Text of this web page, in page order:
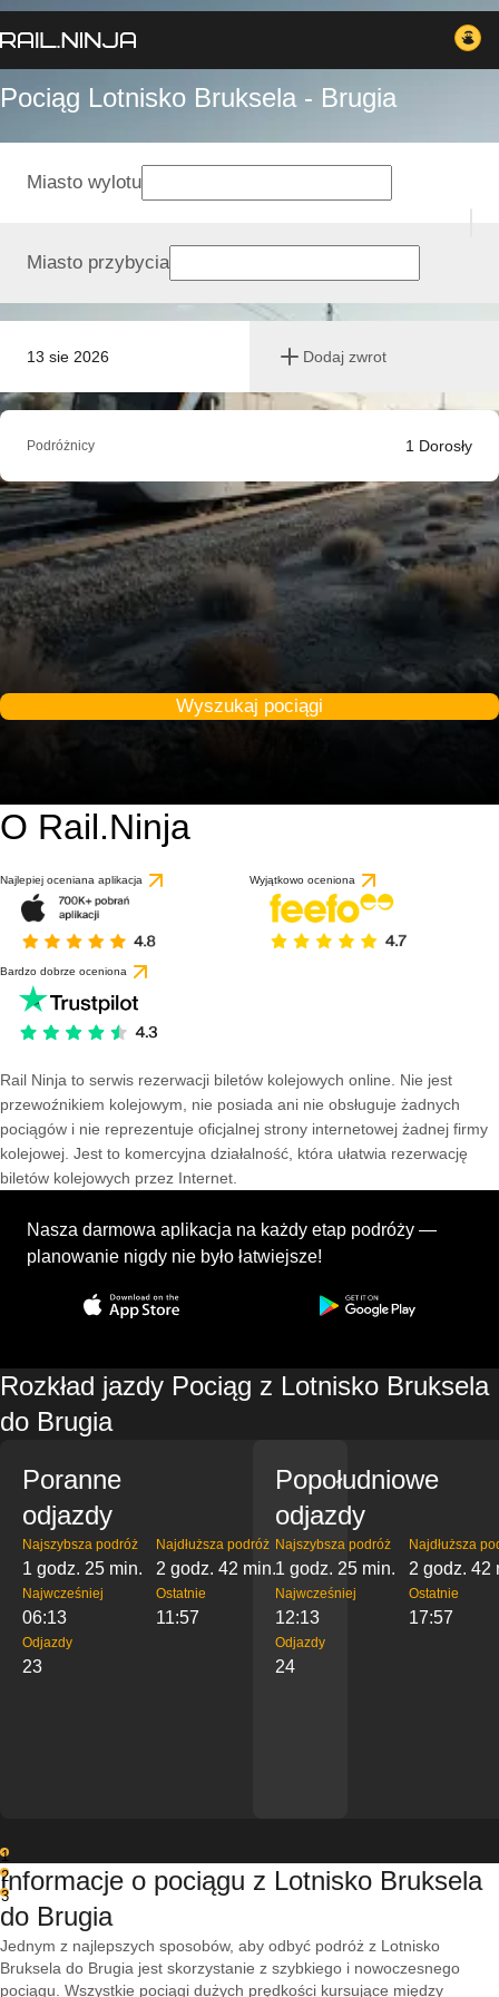
Pociąg Lotnisko Bruksela - Brugia
13 sie 2026 Dodaj zwrot
Miasto wylotu
Miasto przybycia
Podróżnicy 1 Dorosły
Wyszukaj pociągi
O Rail.Ninja
Najlepiej oceniana aplikacja Wyjątkowo oceniona
Bardzo dobrze oceniona
Rail Ninja to serwis rezerwacji biletów kolejowych online. Nie jest
przewoźnikiem kolejowym, nie posiada ani nie obsługuje żadnych
pociągów i nie reprezentuje oficjalnej strony internetowej żadnej firmy
kolejowej. Jest to komercyjna działalność, która ułatwia rezerwację
biletów kolejowych przez Internet.
Nasza darmowa aplikacja na każdy etap podróży —
planowanie nigdy nie było łatwiejsze!
Rozkład jazdy Pociąg z Lotnisko Bruksela
do Brugia
Poranne
odjazdy
Najszybsza podróż
1 godz. 25 min.
Najdłuższa podróż
2 godz. 42 min.
Najwcześniej
06:13
Ostatnie
11:57
Odjazdy
23
Popołudniowe
odjazdy
Najszybsza podróż
1 godz. 25 min.
Najdłuższa
2 godz. 42
Najwcześniej
12:13
Ostatnie
17:57
Odjazdy
24
1
2
3
Informacje o pociągu z Lotnisko Bruksela
do Brugia
Jednym z najlepszych sposobów, aby odbyć podróż z Lotnisko
Bruksela do Brugia jest skorzystanie z szybkiego i nowoczesnego
pociągu. Wszystkie pociągi dużych prędkości kursujące między